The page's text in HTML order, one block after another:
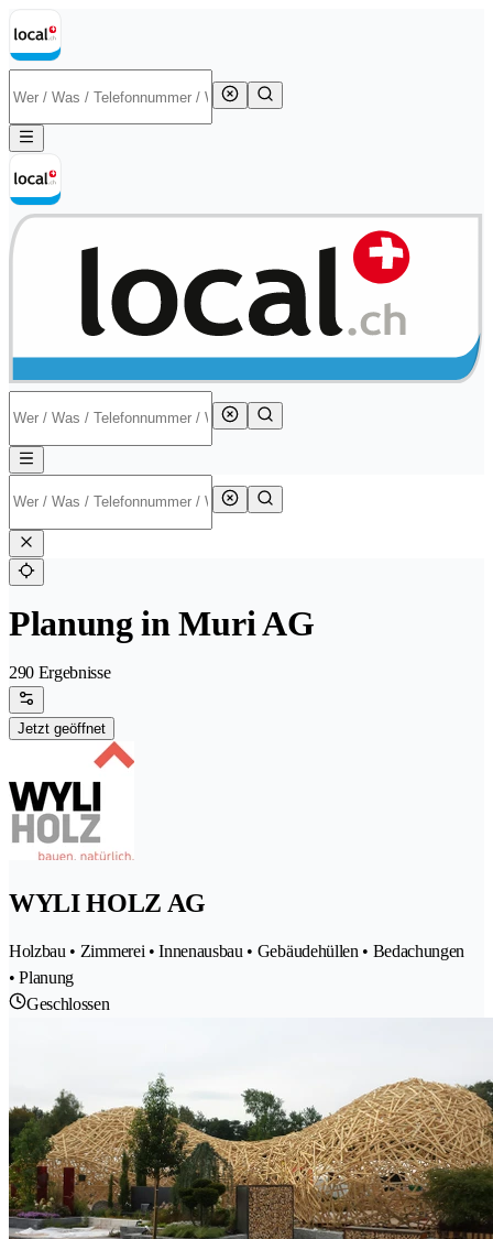
Planung in Muri AG
290 Ergebnisse
Jetzt geöffnet
WYLI HOLZ AG
Holzbau • Zimmerei • Innenausbau • Gebäudehüllen • Bedachungen
• Planung
Geschlossen